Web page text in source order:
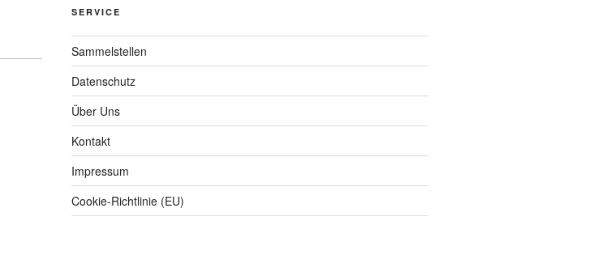
SERVICE
Sammelstellen
Datenschutz
Über Uns
Kontakt
Impressum
Cookie-Richtlinie (EU)